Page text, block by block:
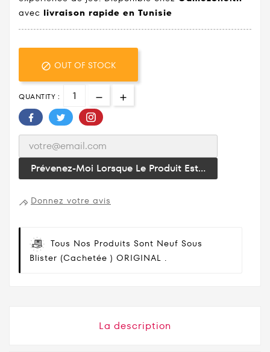
avec livraison rapide en Tunisie
 OUT OF STOCK
QUANTITY :
Prévenez-Moi Lorsque Le Produit Est...
Donnez votre avis
Tous Nos Produits Sont Neuf Sous
Blister (cachetée ) ORIGINAL .
La description